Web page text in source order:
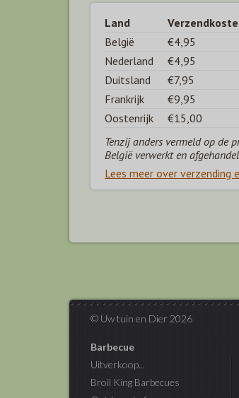
Land
België
€4,95
Nederland
€4,95
Duitsland
€7,95
Frankrijk
€9,95
Oostenrijk
€15,00
Tenzij anders vermeld op de
België verwerkt en
Lees meer over verzending
© Uw tuin en Dier 2026
Barbecue
Uitverkoop...
Broil King Barbecues